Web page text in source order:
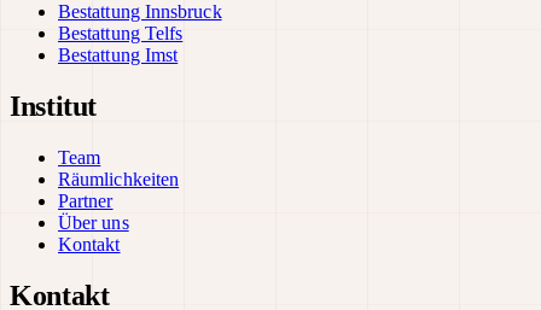
Bestattung Innsbruck
Bestattung Telfs
Bestattung Imst
Institut
Team
Räumlichkeiten
Partner
Über uns
Kontakt
Kontakt